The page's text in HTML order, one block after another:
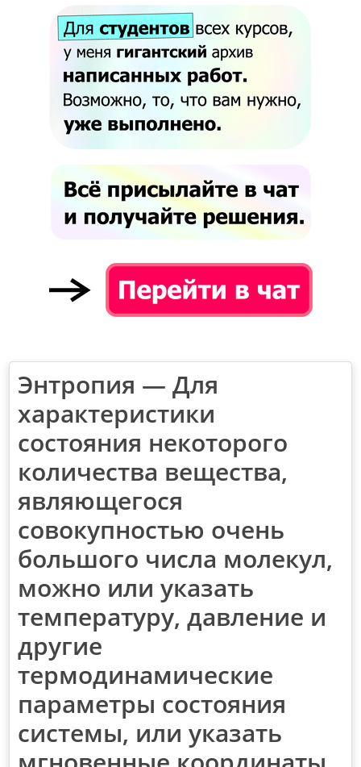
Энтропия — Для
характеристики
состояния некоторого
количества вещества,
являющегося
совокупностью очень
большого числа молекул,
можно или указать
температуру, давление и
другие
термодинамические
параметры состояния
системы, или указать